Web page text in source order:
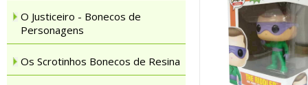
O Justiceiro - Bonecos de
Personagens
Os Scrotinhos Bonecos de Resina